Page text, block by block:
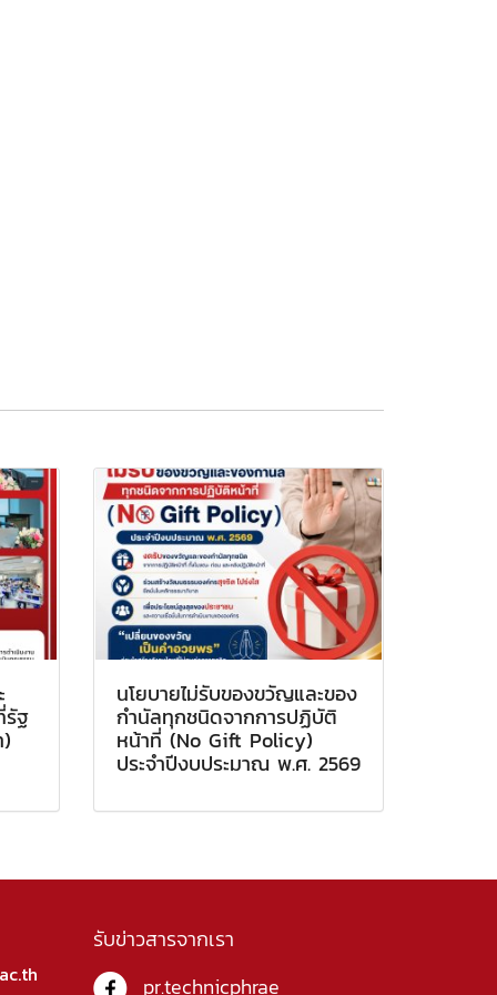
รัฐ
นโยบายไม่รับของขวัญและของ
กำนัลทุกชนิดจากการปฏิบัติ
หน้าที่ (No Gift Policy)
ประจำปีงบประมาณ พ.ศ. 2569
รับข่าวสารจากเรา
pr.technicphrae